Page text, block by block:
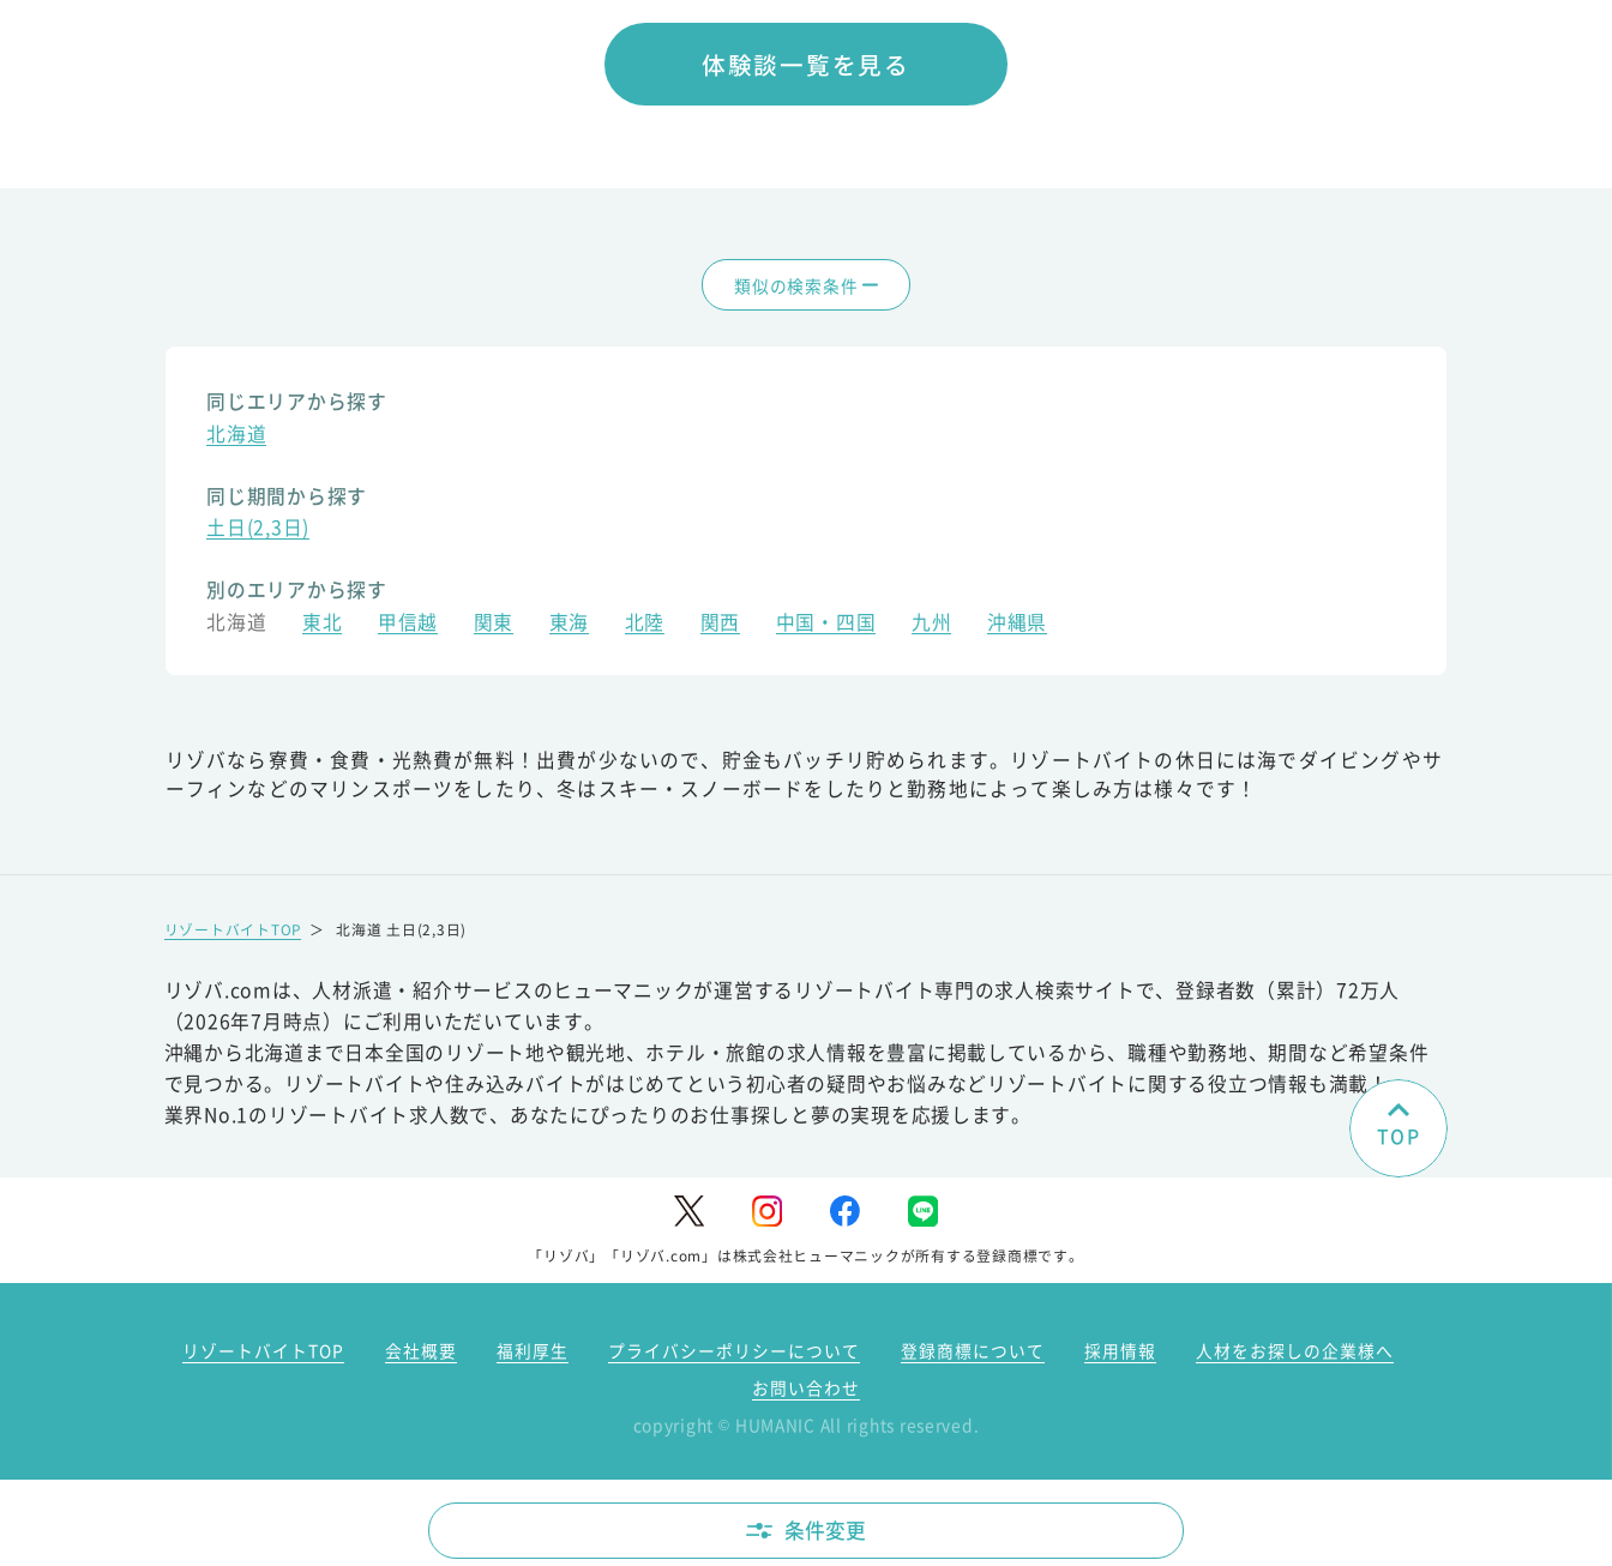
体験談一覧を見る
類似の検索条件
同じエリアから探す
北海道
同じ期間から探す
土日(2,3日)
別のエリアから探す
北海道
東北 甲信越 関東 東海 北陸 関西 中国・四国 九州 沖縄県
リゾバなら寮費・食費・光熱費が無料！出費が少ないので、貯金もバッチリ貯められます。リゾートバイトの休日には海でダイビングやサ
ーフィンなどのマリンスポーツをしたり、冬はスキー・スノーボードをしたりと勤務地によって楽しみ方は様々です！
リゾートバイトTOP ＞ 北海道 土日(2,3日)
リゾバ.comは、人材派遣・紹介サービスのヒューマニックが運営するリゾートバイト専門の求人検索サイトで、登録者数（累計）72万人
（2026年7月時点）にご利用いただいています。
沖縄から北海道まで日本全国のリゾート地や観光地、ホテル・旅館の求人情報を豊富に掲載しているから、職種や勤務地、期間など希望条件
で見つかる。リゾートバイトや住み込みバイトがはじめてという初心者の疑問やお悩みなどリゾートバイトに関する役立つ情報も満載！
業界No.1のリゾートバイト求人数で、あなたにぴったりのお仕事探しと夢の実現を応援します。
TOP
「リゾバ」「リゾバ.com」は株式会社ヒューマニックが所有する登録商標です。
リゾートバイトTOP 会社概要 福利厚生 プライバシーポリシーについて 登録商標について 採用情報
人材をお探しの企業様へ
お問い合わせ
copyright © HUMANIC All rights reserved.
条件変更